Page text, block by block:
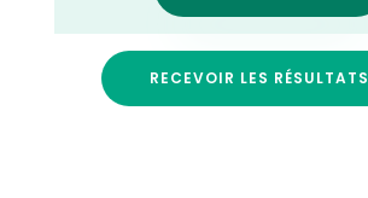
RECEVOIR LES RÉSULTATS